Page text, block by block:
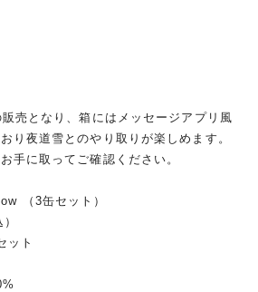
売となり、箱にはメッセージアプリ風
り夜道雪とのやり取りが楽しめます。
手に取ってご確認ください。
（3缶セット）
ット